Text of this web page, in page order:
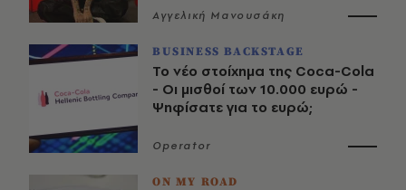
Αγγελική Μανουσάκη
BUSINESS BACKSTAGE
Το νέο στοίχημα της Coca-Cola
- Οι μισθοί των 10.000 ευρώ -
Ψηφίσατε για το ευρώ;
Operator
ON MY ROAD